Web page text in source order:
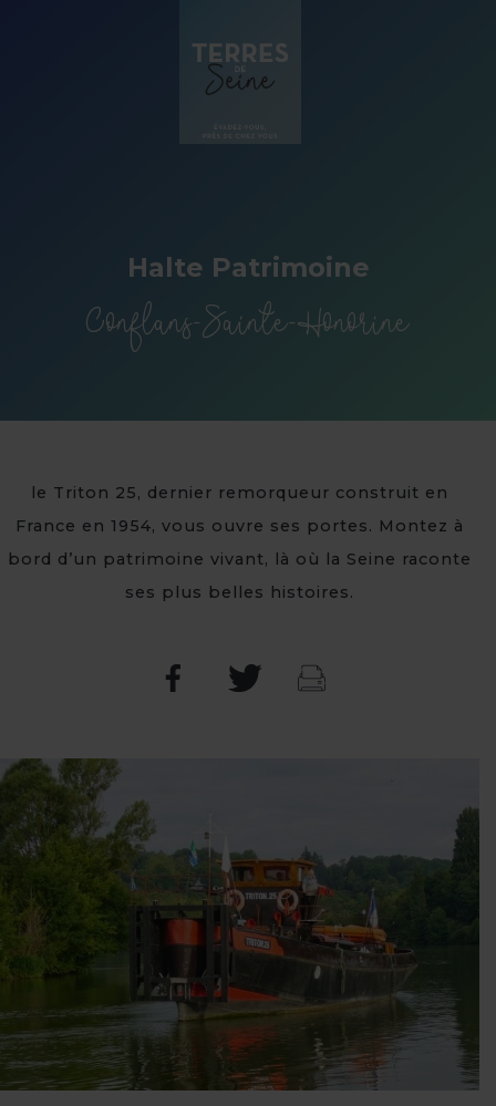
Halte Patrimoine
Conflans-Sainte-Honorine
le Triton 25, dernier remorqueur construit en
France en 1954, vous ouvre ses portes. Montez à
bord d’un patrimoine vivant, là où la Seine raconte
ses plus belles histoires.